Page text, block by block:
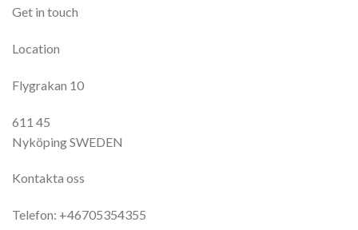
Get in touch
Location
Flygrakan 10
611 45
Nyköping SWEDEN
Kontakta oss
Telefon: +46705354355